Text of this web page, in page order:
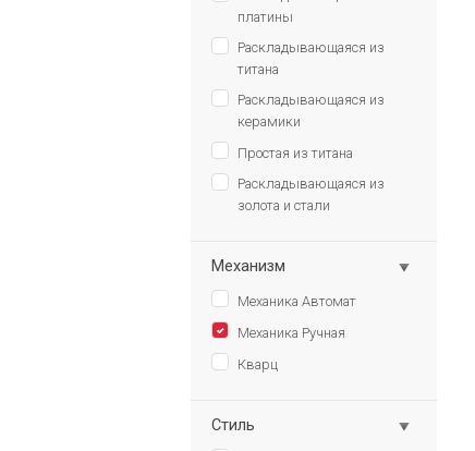
платины
Раскладывающаяся из
титана
Раскладывающаяся из
керамики
Простая из титана
Раскладывающаяся из
золота и стали
Механизм
Механика Автомат
Механика Ручная
Кварц
Стиль